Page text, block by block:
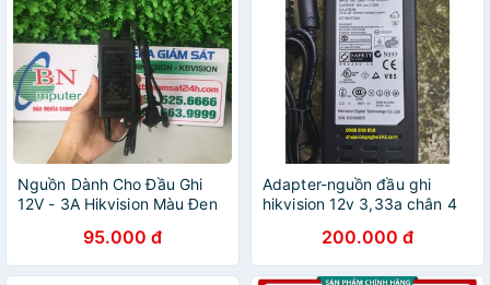
Nguồn Dành Cho Đầu Ghi
12V - 3A Hikvision Màu Đen
95.000 đ
Adapter-nguồn đầu ghi
hikvision 12v 3,33a chân 4
200.000 đ